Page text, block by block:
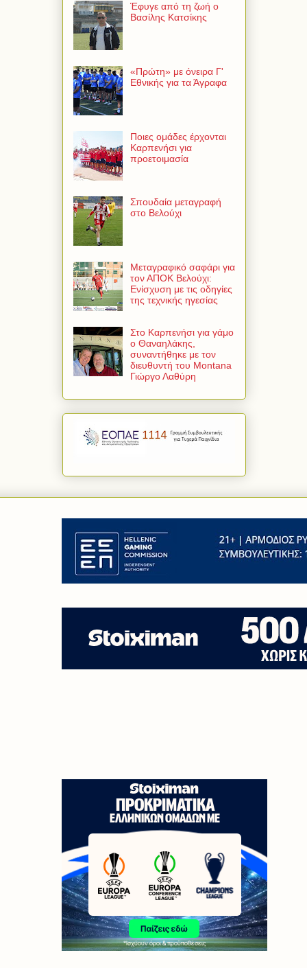
Έφυγε από τη ζωή ο
Βασίλης Κατσίκης
«Πρώτη» με όνειρα Γ'
Εθνικής για τα Άγραφα
Ποιες ομάδες έρχονται
Καρπενήσι για
προετοιμασία
Σπουδαία μεταγραφή
στο Βελούχι
Μεταγραφικό σαφάρι για
τον ΑΠΟΚ Βελούχι:
Ενίσχυση με τις οδηγίες
της τεχνικής ηγεσίας
Στο Καρπενήσι για γάμο
ο Θαναηλάκης,
συναντήθηκε με τον
διευθυντή του Montana
Γιώργο Λαθύρη